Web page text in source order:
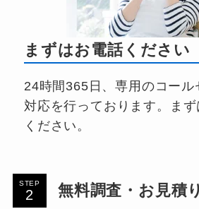
まずはお電話ください
24時間365日、専用のコー
対応を行っております。ま
ください。
STEP 無料調査・お見積